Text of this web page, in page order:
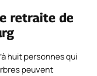
retraite de
huit personnes qui
peuvent